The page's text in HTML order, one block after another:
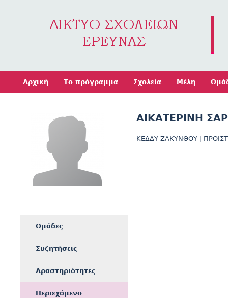
Αρχική Το πρόγραμμα Σχολεία Μέλη
ΑΙΚΑΤΕΡΙΝΗ
ΚΕΔΔΥ ΖΑΚΥΝΘΟΥ
Ομάδες
Συζητήσεις
Δραστηριότητες
Περιεχόμενο